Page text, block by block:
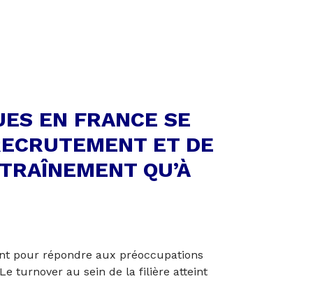
EN FRANCE SE
ET DE
QU’À
pour répondre aux préoccupations
turnover au sein de la filière atteint